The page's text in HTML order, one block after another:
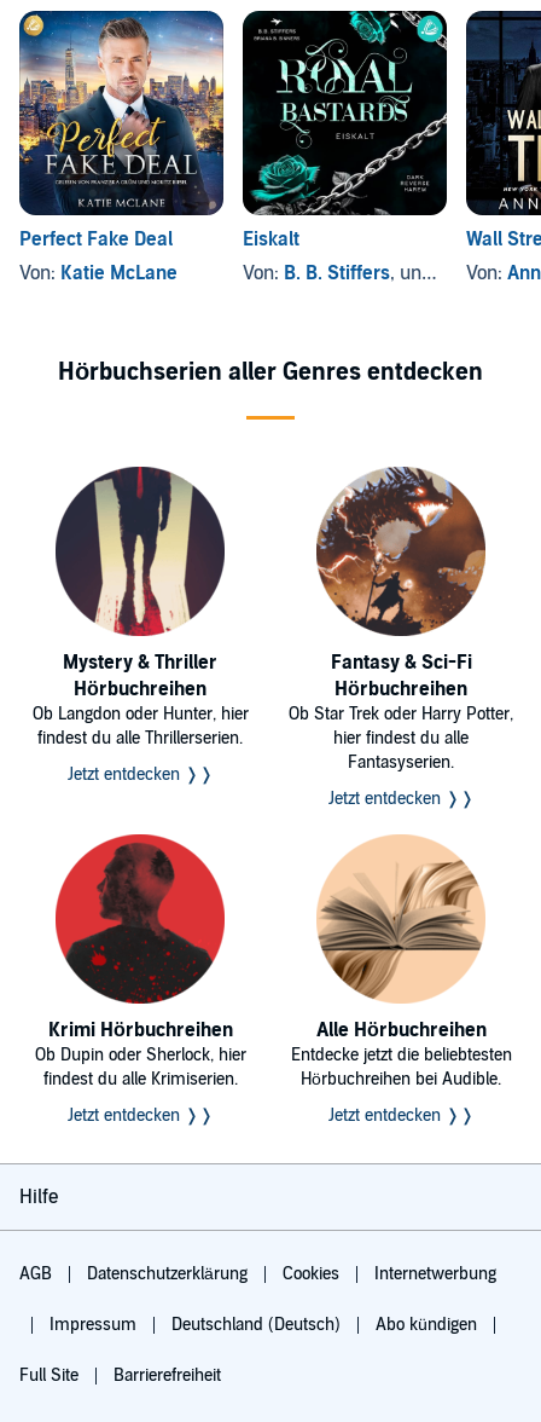
Perfect Fake Deal
Von: Katie McLane
Eiskalt
Von: B. B. Stiffers, und andere
Wall
Von:
Hörbuchserien aller Genres entdecken
Mystery & Thriller
Hörbuchreihen
Ob Langdon oder Hunter, hier
findest du alle Thrillerserien.
Jetzt entdecken ❭❭
Fantasy & Sci-Fi
Hörbuchreihen
Ob Star Trek oder Harry Potter,
hier findest du alle
Fantasyserien.
Jetzt entdecken ❭❭
Krimi Hörbuchreihen
Ob Dupin oder Sherlock, hier
findest du alle Krimiserien.
Jetzt entdecken ❭❭
Alle Hörbuchreihen
Entdecke jetzt die beliebtesten
Hörbuchreihen bei Audible.
Jetzt entdecken ❭❭
Hilfe
AGB Datenschutzerklärung Cookies Internetwerbung
Impressum Deutschland (Deutsch) Abo kündigen
Full Site Barrierefreiheit